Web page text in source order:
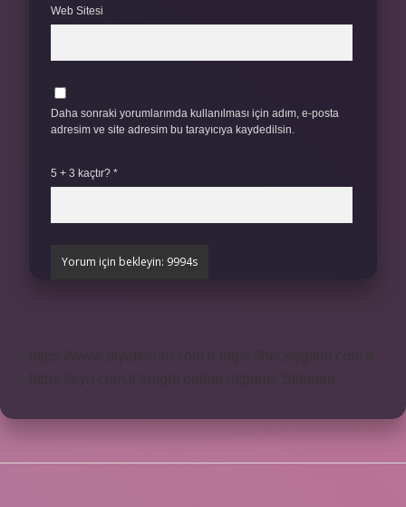
Web Sitesi
Daha sonraki yorumlarımda kullanılması için adım, e-posta
adresim ve site adresim bu tarayıcıya kaydedilsin.
5 + 3 kaçtır? *